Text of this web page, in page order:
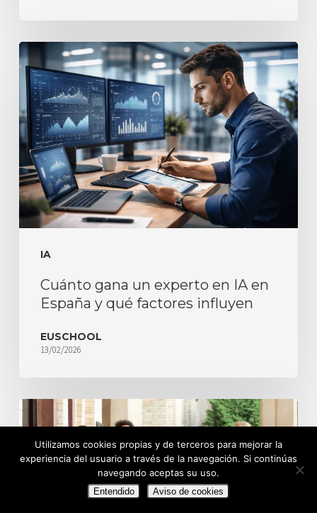
IA
Cuánto gana un experto en IA en
España y qué factores influyen
EUSCHOOL
13/02/2026
Utilizamos cookies propias y de terceros para mejorar la
experiencia del usuario a través de la navegación. Si continúas
navegando aceptas su uso.
Entendido Aviso de cookies